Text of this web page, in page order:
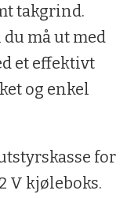
takgrind.
må ut med
et effektivt
og enkel
for
V kjøleboks.